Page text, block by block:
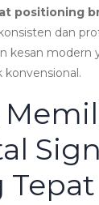
positioning
dan
kesan modern
konvensional.
Tepat